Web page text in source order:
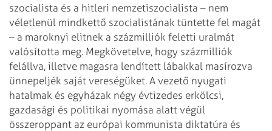
szocialista és a hitleri nemzetiszocialista – nem
véletlenül mindkettő szocialistának tüntette fel magát
– a maroknyi elitnek a százmilliók feletti uralmát
valósította meg. Megkövetelve, hogy százmilliók
felállva, illetve magasra lendített lábakkal masírozva
ünnepeljék saját vereségüket. A vezető nyugati
hatalmak és egyházak négy évtizedes erkölcsi,
gazdasági és politikai nyomása alatt végül
összeroppant az európai kommunista diktatúra és